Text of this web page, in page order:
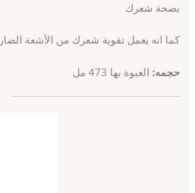
بصحة شعرك
كما انه يعمل تقوية شعرك من الأشعة
حجمه: العبوة بها 473 مل